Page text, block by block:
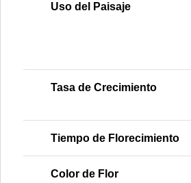
Uso del Paisaje
Tasa de Crecimiento
Tiempo de Florecimiento
Color de Flor